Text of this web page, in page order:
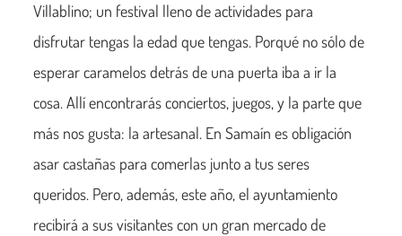
Villablino; un festival lleno de actividades para
disfrutar tengas la edad que tengas. Porqué no sólo de
esperar caramelos detrás de una puerta iba a ir la
cosa. Allí encontrarás conciertos, juegos, y la parte que
más nos gusta: la artesanal. En Samaín es obligación
asar castañas para comerlas junto a tus seres
queridos. Pero, además, este año, el ayuntamiento
recibirá a sus visitantes con un gran mercado de